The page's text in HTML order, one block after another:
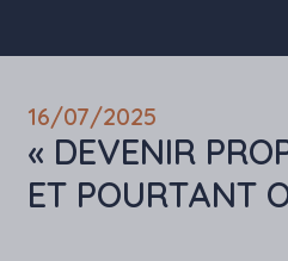
16/07/2025
« DEVENIR
ET POURTANT